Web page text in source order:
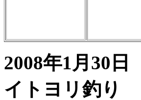
2008年1月
イトヨリ